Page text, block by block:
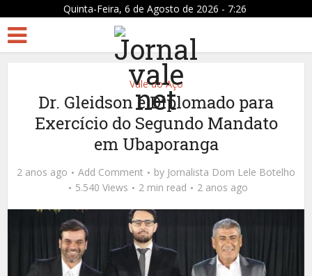
Quinta-Feira, 6 de Agosto de 2026 - 7:26
Vale do Aço
Dr. Gleidson é Diplomado para
Exercício do Segundo Mandato
em Ubaporanga
2 anos ago Add Comment by Jornalista Dom Lele Botelho
5.540 Views
2 min read 2 anos ago